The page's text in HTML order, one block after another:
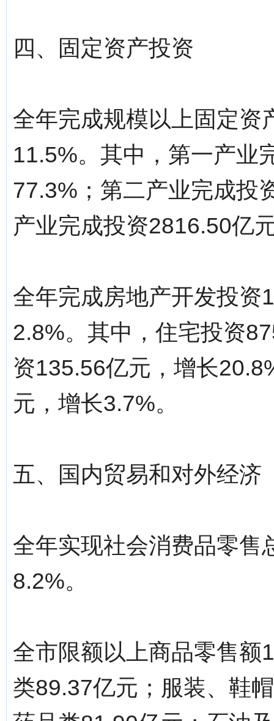
四、固定资产投资
全年完成规模以上固定资
11.5%。其中，第一产业
77.3%；第二产业完成投
产业完成投资2816.50亿
全年完成房地产开发投资
2.8%。其中，住宅投资
资135.56亿元，增长
元，增长3.7%。
五、国内贸易和对外经济
全年实现社会消费品零售
8.2%。
全市限额以上商品零售额
类89.37亿元；服装、鞋